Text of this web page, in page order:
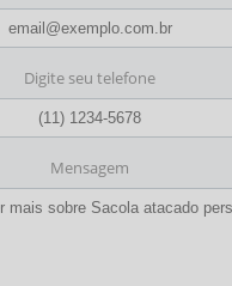
Digite seu telefone
Mensagem